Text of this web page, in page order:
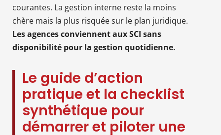
courantes. La gestion interne reste la moins
chère mais la plus risquée sur le plan juridique.
Les agences conviennent aux SCI sans
disponibilité pour la gestion quotidienne.
Le guide d’action
pratique et la checklist
synthétique pour
démarrer et piloter une